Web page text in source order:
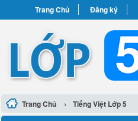
Trang Chủ Đăng ký
Trang Chủ › Tiếng Việt Lớp 5